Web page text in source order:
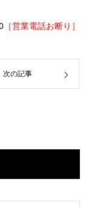
［営業電話お断り］
次の記事